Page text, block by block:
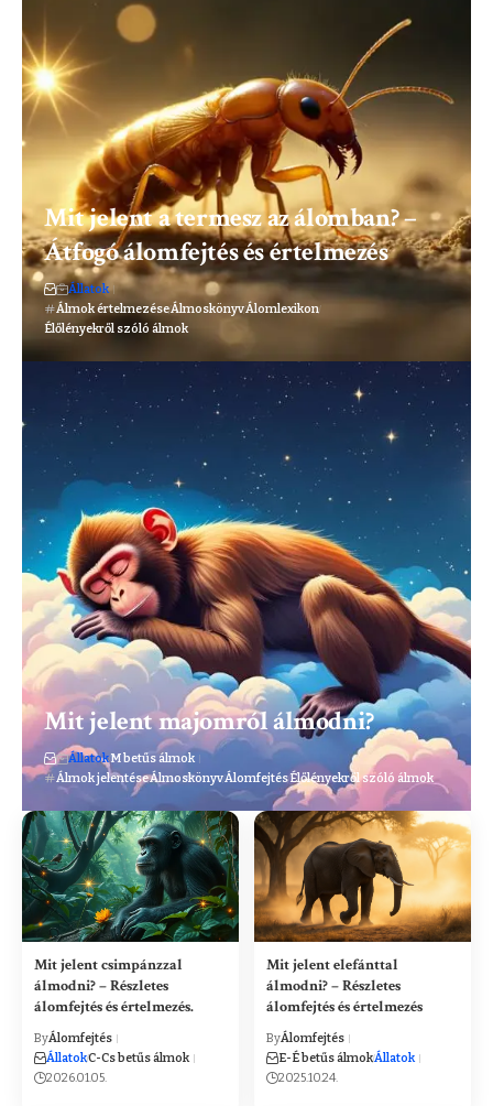
Mit jelent a termesz az álomban? –
Átfogó álomfejtés és értelmezés
Állatok
Álmok értelmezéseÁlmoskönyvÁlomlexikon
Élőlényekről szóló álmok
Mit jelent majomról álmodni?
ÁllatokM betűs álmok
Álmok jelentéseÁlmoskönyvÁlomfejtésÉlőlényekről szóló álmok
Mit jelent csimpánzzal
álmodni? – Részletes
álomfejtés és értelmezés.
ByÁlomfejtés
ÁllatokC-Cs betűs álmok
2026.01.05.
Mit jelent elefánttal
álmodni? – Részletes
álomfejtés és értelmezés
ByÁlomfejtés
E-É betűs álmokÁllatok
2025.10.24.